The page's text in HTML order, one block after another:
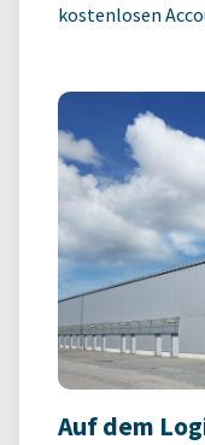
kostenlosen
Auf dem